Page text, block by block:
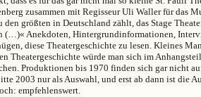
zusammen mit Regisseur Uli Waller für das
den größten in Deutschland zählt, das Stage
(…)« Anekdoten, Hintergrundinformationen,
diese Theatergeschichte zu lesen. Kleines
Theatergeschichte würde man sich im
Produktionen bis 1970 finden sich gar nicht
2003 nur als Auswahl, und erst ab dann ist die
empfehlenswert.